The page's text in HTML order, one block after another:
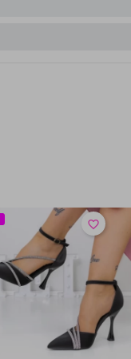
favorite_border